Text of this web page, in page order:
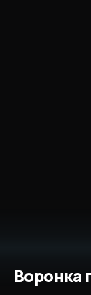
Воронка